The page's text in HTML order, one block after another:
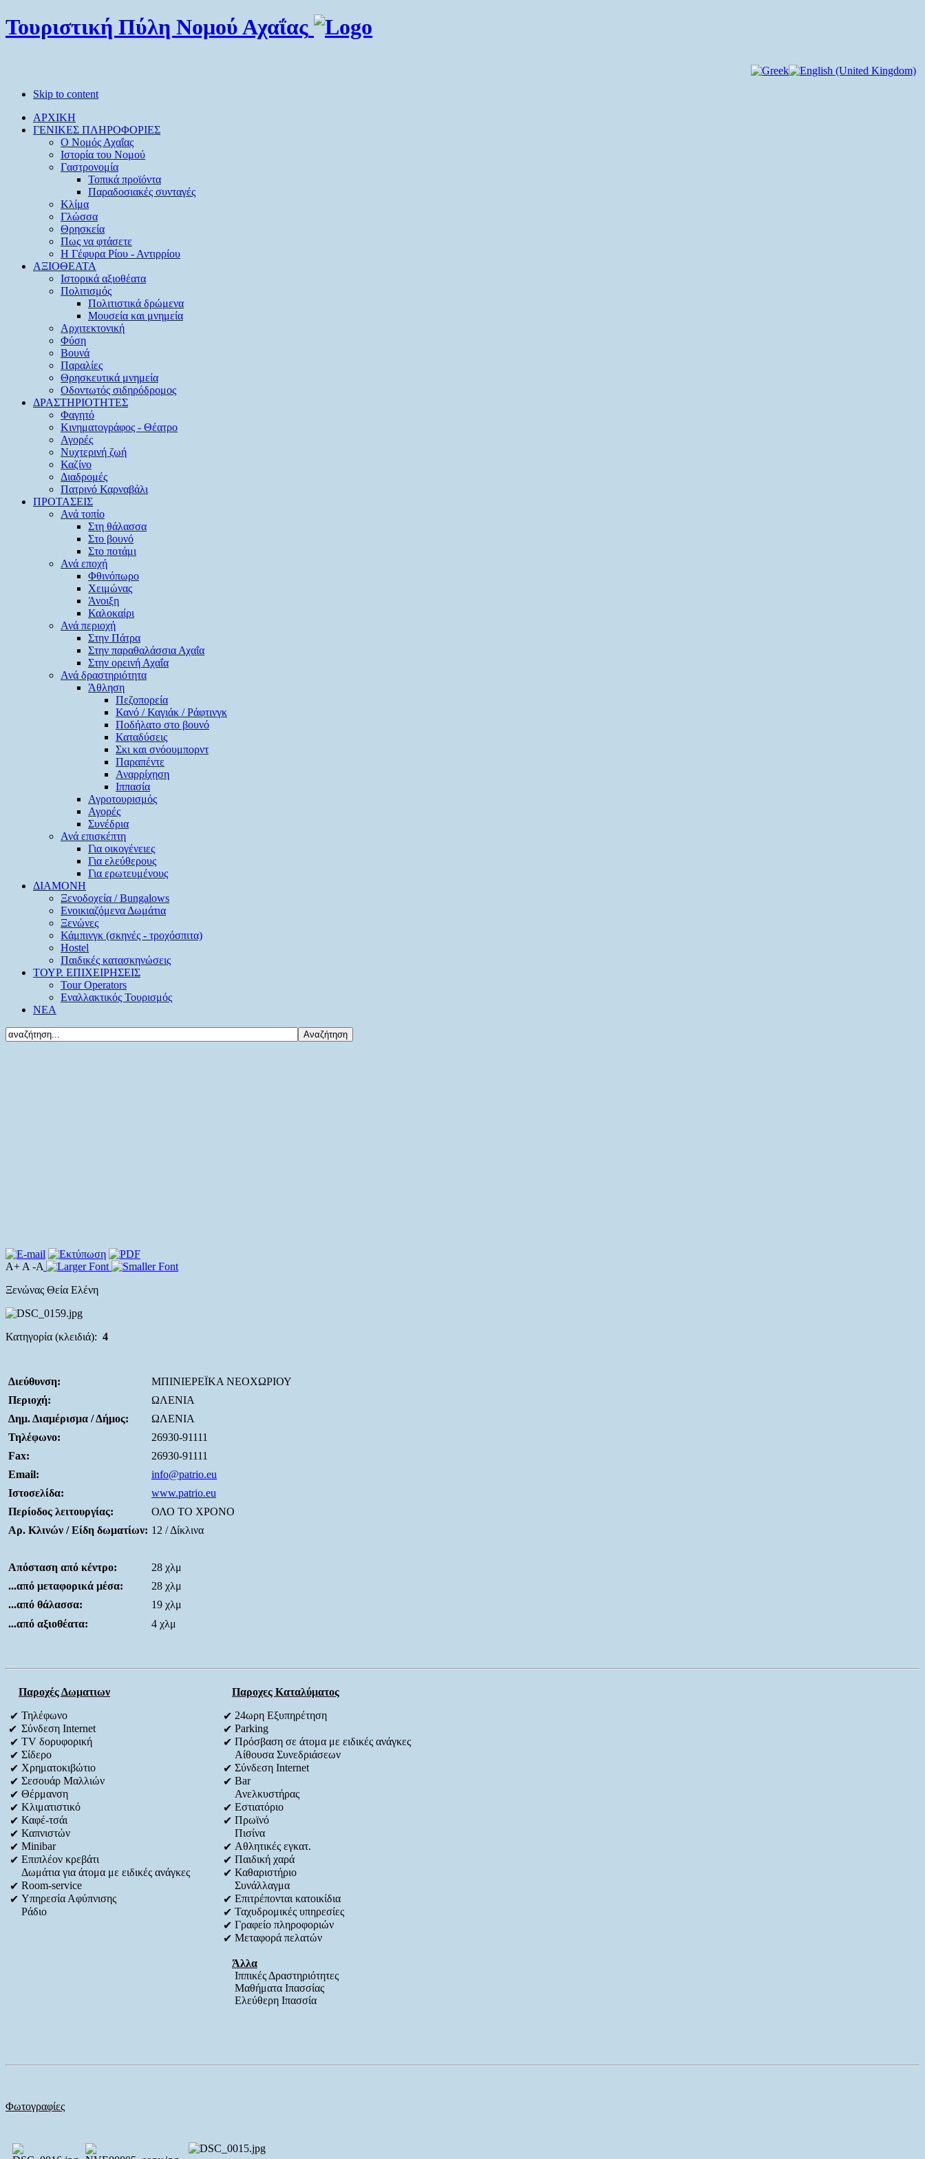
Τουριστική Πύλη Νομού Αχαΐας
Skip to content
ΑΡΧΙΚΗ
ΓΕΝΙΚΕΣ ΠΛΗΡΟΦΟΡΙΕΣ
O Νομός Αχαΐας
Ιστορία του Νομού
Γαστρονομία
Τοπικά προϊόντα
Παραδοσιακές συνταγές
Κλίμα
Γλώσσα
Θρησκεία
Πως να φτάσετε
Η Γέφυρα Ρίου - Αντιρρίου
ΑΞΙΟΘΕΑΤΑ
Ιστορικά αξιοθέατα
Πολιτισμός
Πολιτιστικά δρώμενα
Μουσεία και μνημεία
Αρχιτεκτονική
Φύση
Βουνά
Παραλίες
Θρησκευτικά μνημεία
Οδοντωτός σιδηρόδρομος
ΔΡΑΣΤΗΡΙΟΤΗΤΕΣ
Φαγητό
Κινηματογράφος - Θέατρο
Αγορές
Νυχτερινή ζωή
Καζίνο
Διαδρομές
Πατρινό Καρναβάλι
ΠΡΟΤΑΣΕΙΣ
Ανά τοπίο
Στη θάλασσα
Στο βουνό
Στο ποτάμι
Ανά εποχή
Φθινόπωρο
Χειμώνας
Άνοιξη
Καλοκαίρι
Ανά περιοχή
Στην Πάτρα
Στην παραθαλάσσια Αχαΐα
Στην ορεινή Αχαΐα
Ανά δραστηριότητα
Άθληση
Πεζοπορεία
Κανό / Καγιάκ / Ράφτινγκ
Ποδήλατο στο βουνό
Καταδύσεις
Σκι και σνόουμπορντ
Παραπέντε
Αναρρίχηση
Ιππασία
Αγροτουρισμός
Αγορές
Συνέδρια
Ανά επισκέπτη
Για οικογένειες
Για ελεύθερους
Για ερωτευμένους
ΔΙΑΜΟΝΗ
Ξενοδοχεία / Bungalows
Ενοικιαζόμενα Δωμάτια
Ξενώνες
Κάμπινγκ (σκηνές - τροχόσπιτα)
Hostel
Παιδικές κατασκηνώσεις
ΤΟΥΡ. ΕΠΙΧΕΙΡΗΣΕΙΣ
Tour Operators
Εναλλακτικός Τουρισμός
ΝΕΑ
A+ A -A
Ξενώνας Θεία Ελένη
Κατηγορία (κλειδιά): 4
Διεύθυνση:
ΜΠΙΝΙΕΡΕΪΚΑ ΝΕΟΧΩΡΙΟΥ
Περιοχή:
ΩΛΕΝΙΑ
Δημ. Διαμέρισμα / Δήμος:
ΩΛΕΝΙΑ
Τηλέφωνο:
26930-91111
Fax:
26930-91111
Email:
info@patrio.eu
Ιστοσελίδα:
www.patrio.eu
Περίοδος λειτουργίας:
ΟΛΟ ΤΟ ΧΡΟΝΟ
Αρ. Κλινών / Είδη δωματίων: 12 / Δίκλινα
Απόσταση από κέντρο:
28 χλμ
...από μεταφορικά μέσα:
28 χλμ
...από θάλασσα:
19 χλμ
...από αξιοθέατα:
4 χλμ
Παροχές Δωματιων Παροχες Καταλύματος
✔ Τηλέφωνο ✔ 24ωρη Εξυπηρέτηση
✔ Σύνδεση Internet ✔ Parking
✔ TV δορυφορική ✔ Πρόσβαση σε άτομα με ειδικές ανάγκες
✔ Σίδερο
Αίθουσα Συνεδριάσεων
✔ Χρηματοκιβώτιο ✔ Σύνδεση Internet
✔ Σεσουάρ Μαλλιών ✔ Bar
✔ Θέρμανση
Ανελκυστήρας
✔ Κλιματιστικό ✔ Εστιατόριο
✔ Καφέ-τσάι ✔ Πρωϊνό
✔ Καπνιστών
Πισίνα
✔ Minibar ✔ Αθλητικές εγκατ.
✔ Επιπλέον κρεβάτι ✔ Παιδική χαρά
Δωμάτια για άτομα με ειδικές ανάγκες
✔ Καθαριστήριο
✔ Room-service
Συνάλλαγμα
✔ Υπηρεσία Αφύπνισης ✔ Επιτρέπονται κατοικίδια
Ράδιο
✔ Ταχυδρομικές υπηρεσίες
✔ Γραφείο πληροφοριών
✔ Μεταφορά πελατών
Άλλα
Ιππικές Δραστηριότητες
Μαθήματα Ιπασσίας
Ελεύθερη Ιπασσία
Φωτογραφίες